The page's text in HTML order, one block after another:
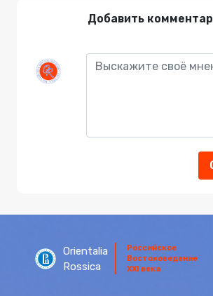
Добавить
Orientalia
Rossica
Российское
Востоковедение
XXI века